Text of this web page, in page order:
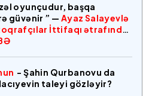
oyunçudur, başqa
güvənir ” — Ayaz Salayevlə
İttifaqı ətrafında
- Şahin Qurbanovu da
taleyi gözləyir?